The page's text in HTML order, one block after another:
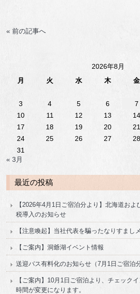
« 前の記事へ
2026年8月
月
火 水 木 金
3
4 5 6 7
10
11 12 13 14
17
18 19 20 21
24
25 26 27 28
31
« 3月
最近の投稿
【2026年4月1日ご宿泊分より】北海道お
税導入のお知らせ
【注意喚起】当社代表を騙ったなりすまし
【ご案内】洞爺湖イベント情報
送迎バス有料化のお知らせ（7月1日ご宿泊
【ご案内】10月1日ご宿泊より、チェック
時間が変更になります。